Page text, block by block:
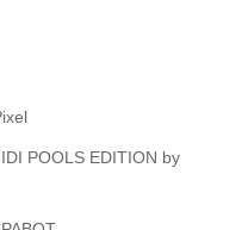
POOLS EDITION by